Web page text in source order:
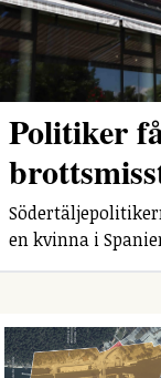
Politiker
en kvinna i